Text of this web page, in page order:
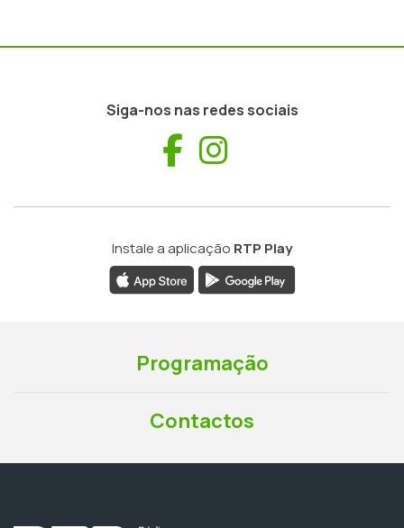
Siga-nos nas redes sociais
Facebook
Instale a aplicação RTP Play
Programação
Contactos